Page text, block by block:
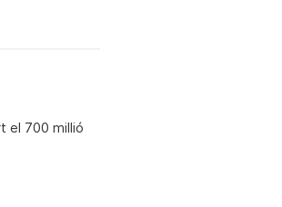
el 700 millió